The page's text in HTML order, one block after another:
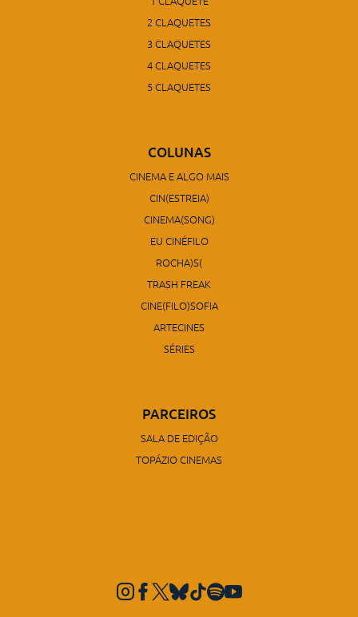
2 CLAQUETES
3 CLAQUETES
4 CLAQUETES
5 CLAQUETES
COLUNAS
CINEMA E ALGO MAIS
CIN(ESTREIA)
CINEMA(SONG)
EU CINÉFILO
ROCHA)S(
TRASH FREAK
CINE(FILO)SOFIA
ARTECINES
SÉRIES
PARCEIROS
SALA DE EDIÇÃO
TOPÁZIO CINEMAS